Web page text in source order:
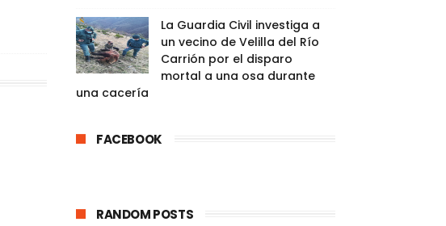
La Guardia Civil investiga a
un vecino de Velilla del Río
Carrión por el disparo
mortal a una osa durante
una cacería
FACEBOOK
RANDOM POSTS